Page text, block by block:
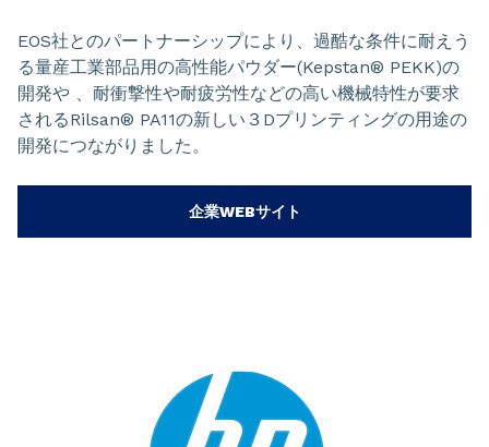
EOS社とのパートナーシップにより、過酷な条件に耐えう
る量産工業部品用の高性能パウダー(Kepstan® PEKK)の
開発や 、耐衝撃性や耐疲労性などの高い機械特性が要求
されるRilsan® PA11の新しい３Dプリンティングの用途の
開発につながりました。
企業WEBサイト